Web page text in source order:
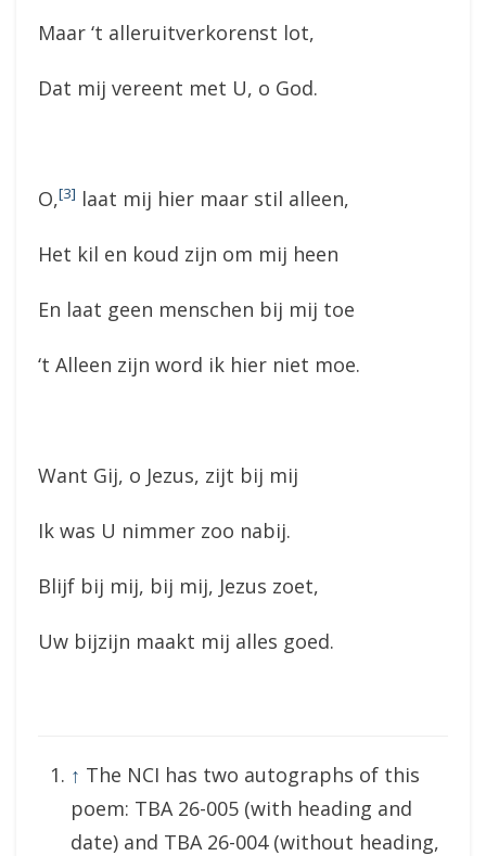
Maar ‘t alleruitverkorenst lot,
Dat mij vereent met U, o God.
O,[3] laat mij hier maar stil alleen,
Het kil en koud zijn om mij heen
En laat geen menschen bij mij toe
‘t Alleen zijn word ik hier niet moe.
Want Gij, o Jezus, zijt bij mij
Ik was U nimmer zoo nabij.
Blijf bij mij, bij mij, Jezus zoet,
Uw bijzijn maakt mij alles goed.
↑ The NCI has two autographs of this
poem: TBA 26-005 (with heading and
date) and TBA 26-004 (without heading,